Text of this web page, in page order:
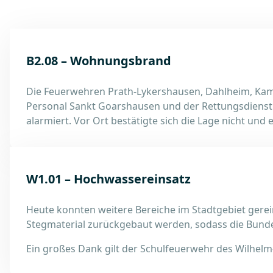
B2.08 – Wohnungsbrand
Die Feuerwehren Prath-Lykershausen, Dahlheim,
Personal Sankt Goarshausen und der
alarmiert. Vor Ort bestätigte sich die Lage nicht
W1.01 – Hochwassereinsatz
Heute konnten weitere Bereiche im Stadtgebiet
Stegmaterial zurückgebaut werden, sodass die
Ein großes Dank gilt der Schulfeuerwehr des